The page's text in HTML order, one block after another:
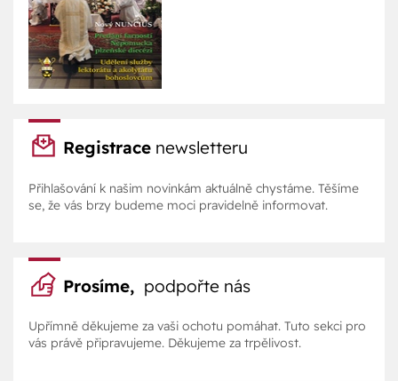
Registrace newsletteru
Přihlašování k našim novinkám aktuálně chystáme. Těšíme
se, že vás brzy budeme moci pravidelně informovat.
Prosíme, podpořte nás
Upřímně děkujeme za vaši ochotu pomáhat. Tuto sekci pro
vás právě připravujeme. Děkujeme za trpělivost.